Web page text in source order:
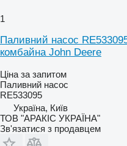
1
Паливний насос
комбайна John Deere
Ціна за запитом
Паливний насос
RE533095
Україна, Київ
ТОВ "АРАКІС УКРАЇНА"
Зв'язатися з продавцем